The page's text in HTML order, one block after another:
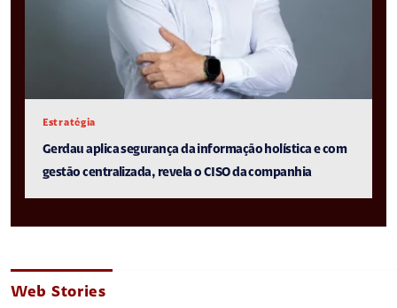
Estratégia
Gerdau aplica segurança da informação holística e com
gestão centralizada, revela o CISO da companhia
Web Stories